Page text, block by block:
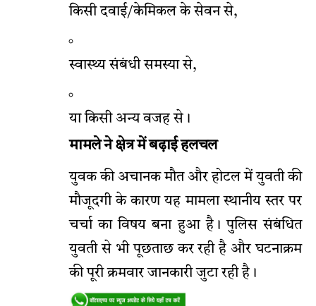
किसी दवाई/केमिकल के सेवन से,
स्वास्थ्य संबंधी समस्या से,
या किसी अन्य वजह से।
मामले ने क्षेत्र में बढ़ाई हलचल
युवक की अचानक मौत और होटल में युवती की
मौजूदगी के कारण यह मामला स्थानीय स्तर पर
चर्चा का विषय बना हुआ है। पुलिस संबंधित
युवती से भी पूछताछ कर रही है और घटनाक्रम
की पूरी क्रमवार जानकारी जुटा रही है।